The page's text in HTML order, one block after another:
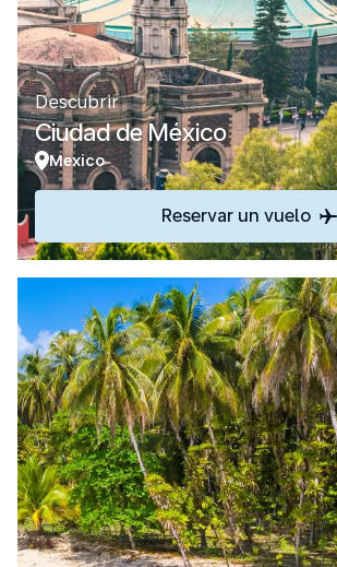
Descubrir
Ciudad de México
Mexico
Reservar un vuelo